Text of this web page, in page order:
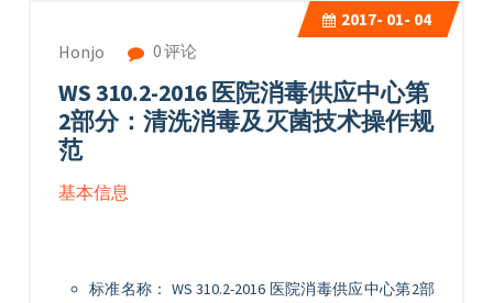
2017- 01- 04
Honjo 0 评论
WS 310.2-2016 医院消毒供应中心第
2部分：清洗消毒及灭菌技术操作规
范
基本信息
标准名称： WS 310.2-2016 医院消毒供应中心第2部